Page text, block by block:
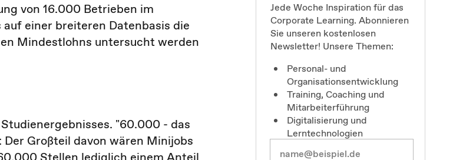
von 16.000 Betrieben im
einer breiteren Datenbasis die
Mindestlohns untersucht werden
"60.000 - das
Großteil davon wären Minijobs
Jede Woche Inspiration für das
Corporate Learning. Abonnieren
Sie unseren kostenlosen
Newsletter! Unsere Themen:
Personal- und
Organisationsentwicklung
Training, Coaching und
Mitarbeiterführung
Digitalisierung und
Lerntechnologien